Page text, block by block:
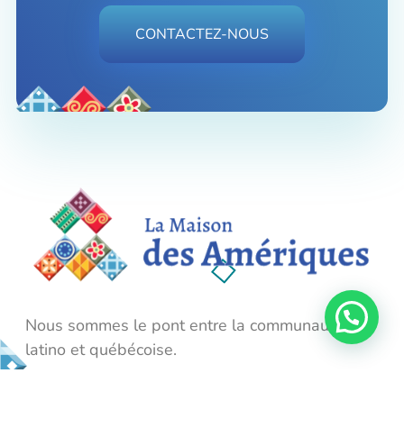
CONTACTEZ-NOUS
Nous sommes le pont entre la communauté
latino et québécoise.